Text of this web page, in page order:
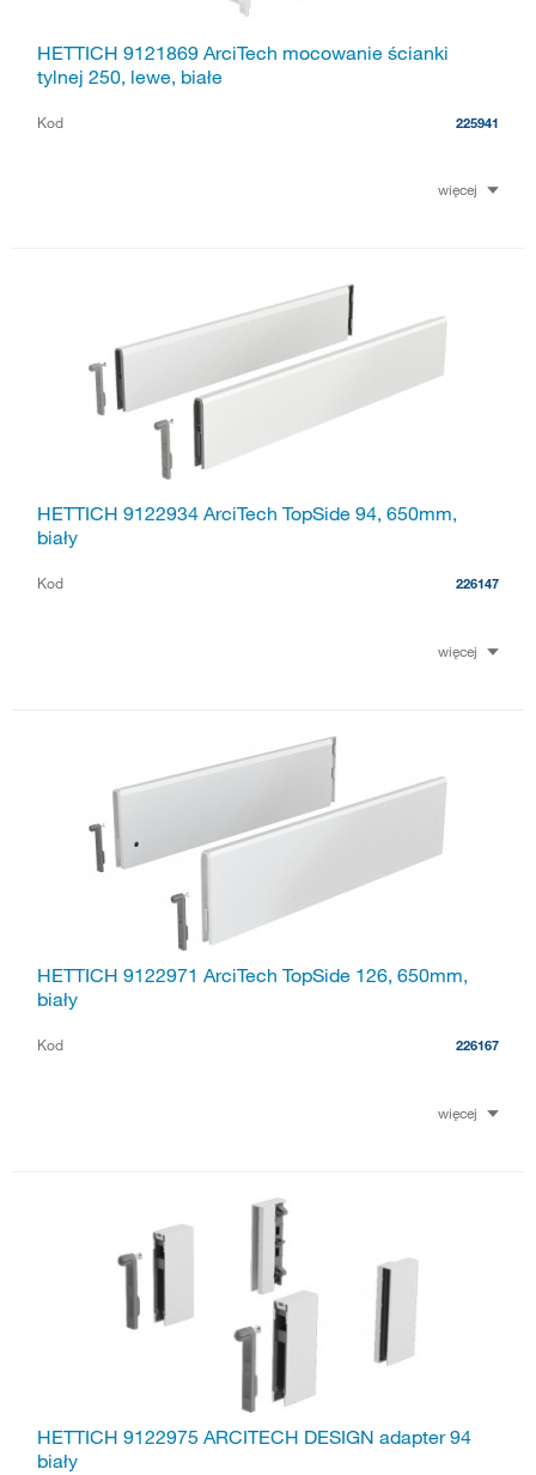
HETTICH 9121869 ArciTech mocowanie ścianki
tylnej 250, lewe, białe
Kod 225941
więcej
HETTICH 9122934 ArciTech TopSide 94, 650mm,
biały
Kod 226147
więcej
HETTICH 9122971 ArciTech TopSide 126, 650mm,
biały
Kod 226167
więcej
HETTICH 9122975 ARCITECH DESIGN adapter 94
biały